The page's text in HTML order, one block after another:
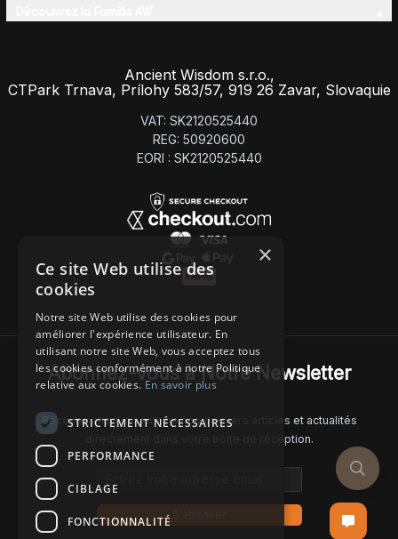
Ancient Wisdom s.r.o.,
CTPark Trnava, Prílohy 583/57, 919 26 Zavar, Slovaquie
VAT: SK2120525440
REG: 50920600
EORI : SK2120525440
Abonnez-Vous à Notre Newsletter
Recevez chaque semaine nos derniers articles et actualités
directement dans votre boîte de réception.
×
Ce site Web utilise des
cookies
Notre site Web utilise des cookies pour
améliorer l'expérience utilisateur. En
utilisant notre site Web, vous acceptez tous
les cookies conformément à notre Politique
relative aux cookies.En savoir plus
STRICTEMENT NÉCESSAIRES
PERFORMANCE
CIBLAGE
FONCTIONNALITÉ